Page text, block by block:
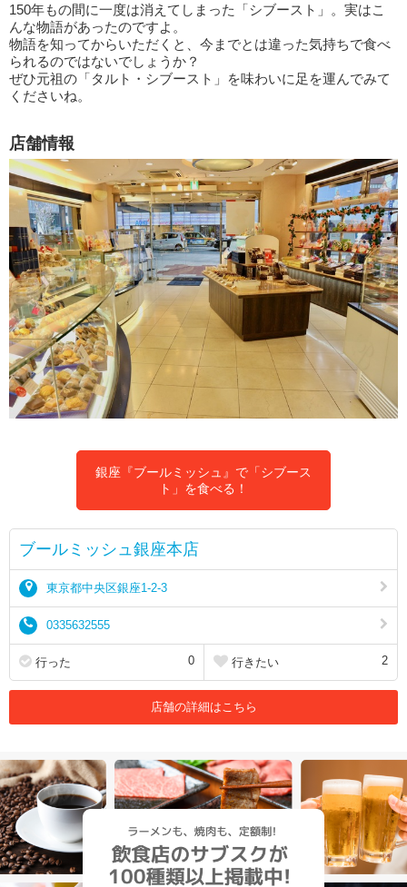
150年もの間に一度は消えてしまった「シブースト」。実はこ
んな物語があったのですよ。
物語を知ってからいただくと、今までとは違った気持ちで食べ
られるのではないでしょうか？
ぜひ元祖の「タルト・シブースト」を味わいに足を運んでみて
くださいね。
店舗情報
銀座『ブールミッシュ』で「シブース
ト」を食べる！
ブールミッシュ銀座本店
東京都中央区銀座1-2-3
0335632555
行った 0 行きたい 2
店舗の詳細はこちら